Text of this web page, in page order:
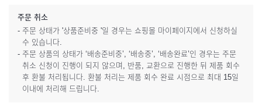
주문 취소
- 주문 상태가 '상품준비중 '일 경우는 쇼핑몰 마이페이지에서 신청하실
수 있습니다.
- 주문 상품의 상태가 ‘배송준비중’, ‘배송중’, ‘배송완료’인 경우는 주문
취소 신청이 진행이 되지 않으며, 반품, 교환으로 진행한 뒤 제품 회수
후 환불 처리됩니다. 환불 처리는 제품 회수 완료 시점으로 최대 15일
이내에 처리해 드립니다.